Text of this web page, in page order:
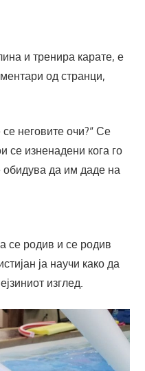
и тренира карате, е
од странци,
се неговите очи?“ Се
се изненадени кога го
обидува да им даде на
се родив и се родив
ја научи како да
изглед.